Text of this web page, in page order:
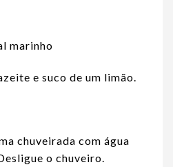
marinho
e suco de um limão.
chuveirada com água
o chuveiro.